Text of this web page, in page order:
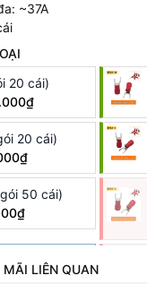
~37A
20 cái)
20 cái)
50 cái)
HẾT HÀNG
MÃI LIÊN QUAN